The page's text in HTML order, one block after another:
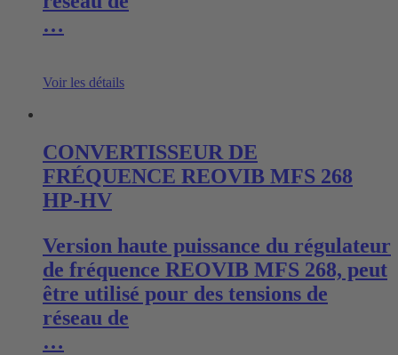
…
Voir les détails
CONVERTISSEUR DE
FRÉQUENCE REOVIB MFS 268
HP-HV
Version haute puissance du régulateur
de fréquence REOVIB MFS 268, peut
être utilisé pour des tensions de
réseau de
…